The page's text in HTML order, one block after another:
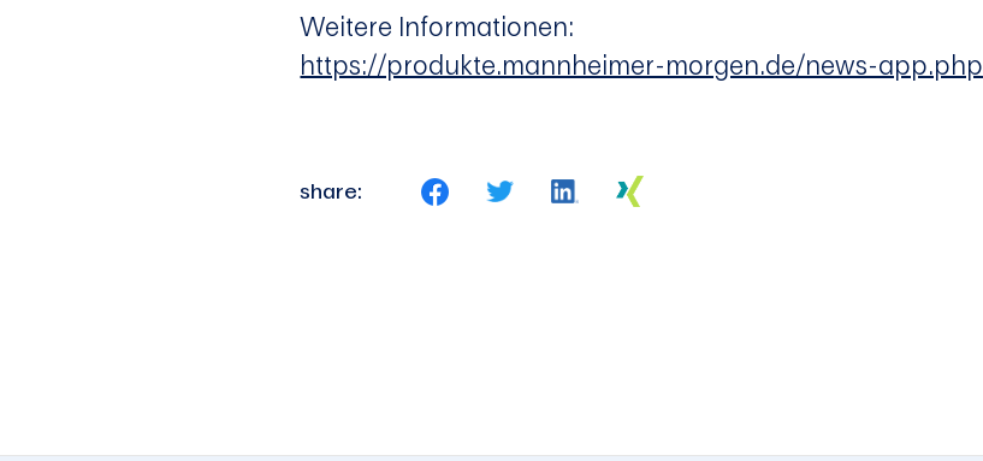
Weitere Informationen:
https://produkte.mannheimer-morgen.de/news-app.php
share: